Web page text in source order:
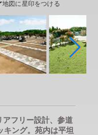
地図に星印をつける
アフリー設計、参道
キング。苑内は平坦